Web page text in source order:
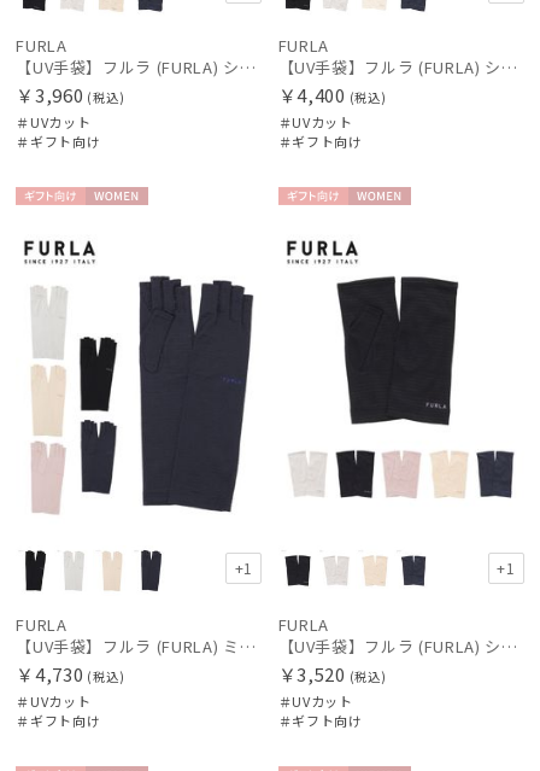
FURLA
【UV手袋】フルラ (FURLA) ショート ＵＶ手袋 ロゴ刺繍 5本指
￥3,960 (税込)
＃UVカット
＃ギフト向け
FURLA
【UV手袋】フルラ (FURLA) ショート ＵＶ手袋 ロゴ刺繍 指切り
￥4,400 (税込)
＃UVカット
＃ギフト向け
向け
N
+1
FURLA
【UV手袋】フルラ (FURLA) ミディアム ＵＶ手袋 ロゴ刺繍 指切り
￥4,730 (税込)
＃UVカット
＃ギフト向け
向け
N
+1
FURLA
【UV手袋】フルラ (FURLA) ショート ＵＶ手袋 ロゴ刺繍 指無し
￥3,520 (税込)
＃UVカット
＃ギフト向け